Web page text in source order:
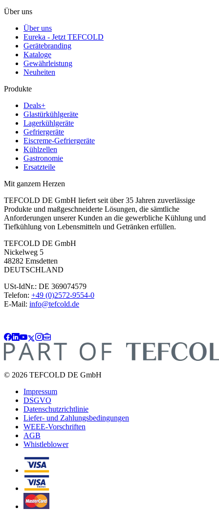
Über uns
Über uns
Eureka - Jetzt TEFCOLD
Gerätebranding
Kataloge
Gewährleistung
Neuheiten
Produkte
Deals+
Glastürkühlgeräte
Lagerkühlgeräte
Gefriergeräte
Eiscreme-Gefriergeräte
Kühlzellen
Gastronomie
Ersatzteile
Mit ganzem Herzen
TEFCOLD DE GmbH liefert seit über 35 Jahren zuverlässige
Produkte und maßgeschneiderte Lösungen, die sämtliche
Anforderungen unserer Kunden an die gewerbliche Kühlung und
Tiefkühlung von Lebensmitteln und Getränken erfüllen.
TEFCOLD DE GmbH
Nickelweg 5
48282 Emsdetten
DEUTSCHLAND
USt-IdNr.: DE 369074579
Telefon: +49 (0)2572-9554-0
E-Mail: info@tefcold.de
© 2026 TEFCOLD DE GmbH
Impressum
DSGVO
Datenschutzrichtlinie
Liefer- und Zahlungsbedingungen
WEEE-Vorschriften
AGB
Whistleblower